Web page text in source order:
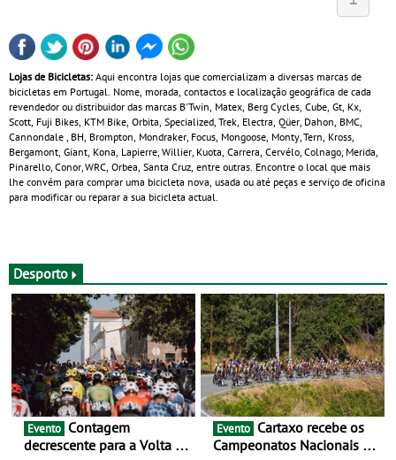
Lojas de Bicicletas: Aqui encontra lojas que comercializam a diversas marcas de
bicicletas em Portugal. Nome, morada, contactos e localização geográfica de cada
revendedor ou distribuidor das marcas B'Twin, Matex, Berg Cycles, Cube, Gt, Kx,
Scott, Fuji Bikes, KTM Bike, Orbita, Specialized, Trek, Electra, Qüer, Dahon, BMC,
Cannondale , BH, Brompton, Mondraker, Focus, Mongoose, Monty, Tern, Kross,
Bergamont, Giant, Kona, Lapierre, Willier, Kuota, Carrera, Cervélo, Colnago, Merida,
Pinarello, Conor, WRC, Orbea, Santa Cruz, entre outras. Encontre o local que mais
lhe convém para comprar uma bicicleta nova, usada ou até peças e serviço de oficina
para modificar ou reparar a sua bicicleta actual.
Desporto
Evento
decrescente para a Volta a
Evento
Campeonatos Nacionais da